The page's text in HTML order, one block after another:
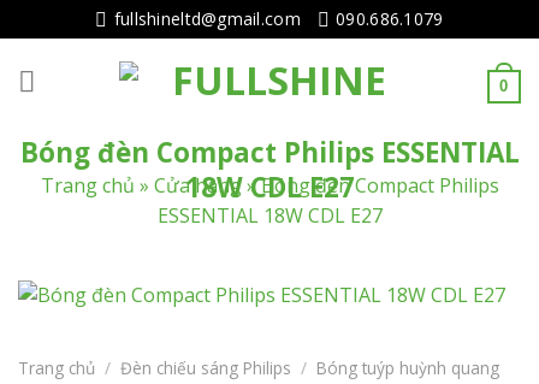
tục
tới
fullshineltd@gmail.com 090.686.1079
0
Bóng đèn Compact Philips ESSENTIAL
18W CDL E27
Trang chủ » Cửa hàng»Bóng đèn Compact Philips
ESSENTIAL 18W CDL E27
Trang chủ / Đèn chiếu sáng Philips / Bóng tuýp huỳnh quang